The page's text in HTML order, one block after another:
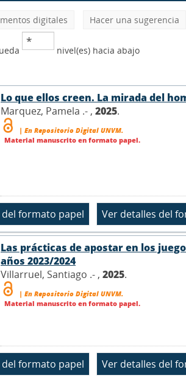
digitales Hacer una sugerencia
nivel(es) hacia abajo
Lo que ellos creen. La mirada del
Marquez, Pamela .- , 2025.
| En Repositorio Digital UNVM.
Material manuscrito en formato papel.
Las prácticas de apostar en los
años 2023/2024
Villarruel, Santiago .- , 2025.
| En Repositorio Digital UNVM.
Material manuscrito en formato papel.